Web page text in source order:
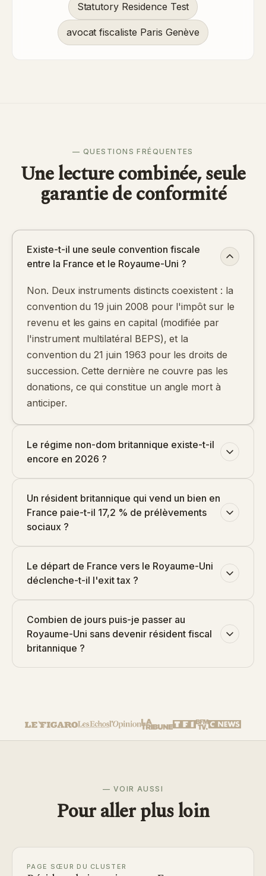
Statutory Residence Test
avocat fiscaliste Paris Genève
— QUESTIONS FRÉQUENTES
Une lecture combinée, seule
garantie de conformité
Existe-t-il une seule convention fiscale
entre la France et le Royaume-Uni ?
Non. Deux instruments distincts coexistent : la
convention du 19 juin 2008 pour l'impôt sur le
revenu et les gains en capital (modifiée par
l'instrument multilatéral BEPS), et la
convention du 21 juin 1963 pour les droits de
succession. Cette dernière ne couvre pas les
donations, ce qui constitue un angle mort à
anticiper.
Le régime non-dom britannique existe-t-il
encore en 2026 ?
Un résident britannique qui vend un bien en
France paie-t-il 17,2 % de prélèvements
sociaux ?
Le départ de France vers le Royaume-Uni
déclenche-t-il l'exit tax ?
Combien de jours puis-je passer au
Royaume-Uni sans devenir résident fiscal
britannique ?
— VOIR AUSSI
Pour aller plus loin
PAGE SŒUR DU CLUSTER